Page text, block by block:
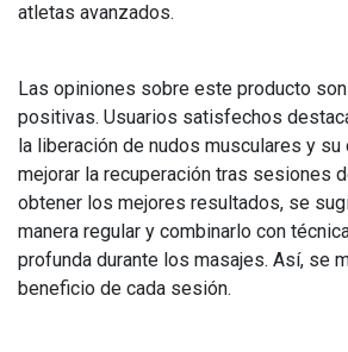
atletas avanzados.
Las opiniones sobre este producto
positivas. Usuarios satisfechos
la liberación de nudos musculares y su
mejorar la recuperación tras sesiones
obtener los mejores resultados, se
manera regular y combinarlo con
profunda durante los masajes. Así, se
beneficio de cada sesión.